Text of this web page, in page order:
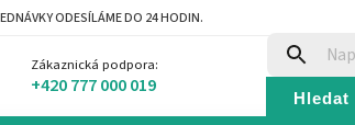
ODESÍLÁME DO 24 HODIN.
Zákaznická podpora:
+420 777 000 019 Hledat